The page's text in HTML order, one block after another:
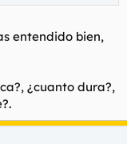
entendido bien,
¿cuanto dura?,